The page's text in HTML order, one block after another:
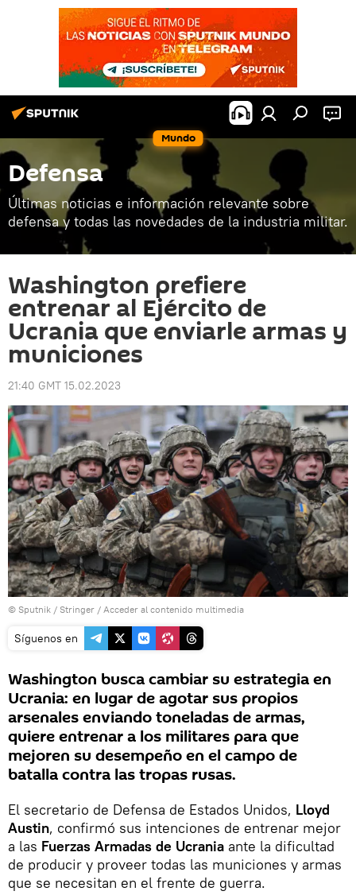
Mundo
Defensa
Últimas noticias e información relevante sobre
defensa y todas las novedades de la industria militar.
Washington prefiere
entrenar al Ejército de
Ucrania que enviarle armas y
municiones
21:40 GMT 15.02.2023
© Sputnik / Stringer / Acceder al contenido multimedia
Síguenos en
Washington busca cambiar su estrategia en
Ucrania: en lugar de agotar sus propios
arsenales enviando toneladas de armas,
quiere entrenar a los militares para que
mejoren su desempeño en el campo de
batalla contra las tropas rusas.
El secretario de Defensa de Estados Unidos, Lloyd
Austin, confirmó sus intenciones de entrenar mejor
a las Fuerzas Armadas de Ucrania ante la dificultad
de producir y proveer todas las municiones y armas
que se necesitan en el frente de guerra.